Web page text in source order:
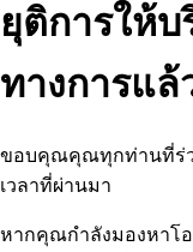
ยุติการให้บ
ทางการแล้
ขอบคุณคุณทุกท่านที่ร่ว
เวลาที่ผ่านมา
หากคุณกำลังมองหาโ